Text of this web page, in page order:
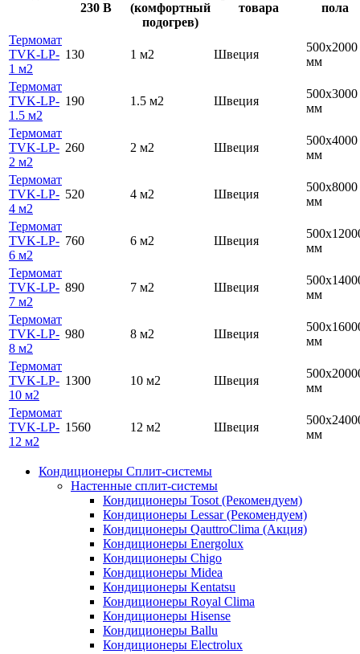
230 В
(комфортный
подогрев)
товара
пола
Термомат
TVK-LP-
1 м2
130 1 м2 Швеция
500х2000
мм
Термомат
TVK-LP-
1.5 м2
190 1.5 м2 Швеция
500х3000
мм
Термомат
TVK-LP-
2 м2
260 2 м2 Швеция
500х4000
мм
Термомат
TVK-LP-
4 м2
520 4 м2 Швеция
500х8000
мм
Термомат
TVK-LP-
6 м2
760 6 м2 Швеция
мм
Термомат
TVK-LP-
7 м2
890 7 м2 Швеция
мм
Термомат
TVK-LP-
8 м2
980 8 м2 Швеция
мм
Термомат
TVK-LP-
10 м2
1300 10 м2 Швеция
мм
Термомат
TVK-LP-
12 м2
1560 12 м2 Швеция
мм
Кондиционеры Сплит-системы
Настенные сплит-системы
Кондиционеры Tosot (Рекомендуем)
Кондиционеры Lessar (Рекомендуем)
Кондиционеры QauttroClima (Акция)
Кондиционеры Energolux
Кондиционеры Chigo
Кондиционеры Midea
Кондиционеры Kentatsu
Кондиционеры Royal Clima
Кондиционеры Hisense
Кондиционеры Ballu
Кондиционеры Electrolux